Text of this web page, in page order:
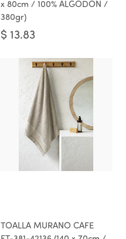
x 80cm / 100% ALGODON /
380gr)
$ 13.83
TOALLA MURANO CAFE